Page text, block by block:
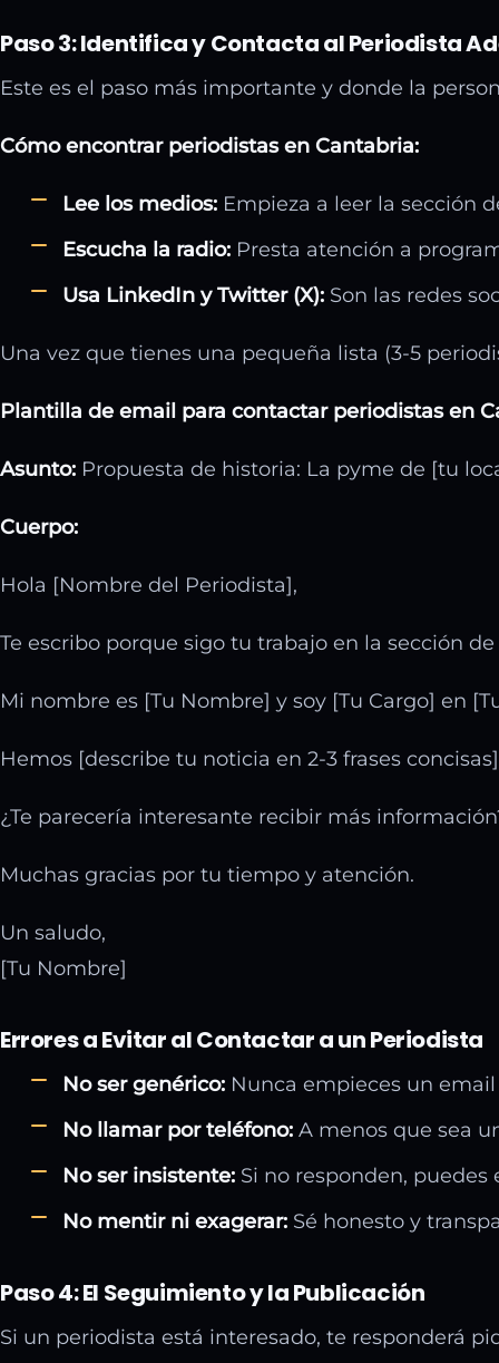
Paso 3: Identifica y Contacta al Periodista
Este es el paso más importante y donde la
Cómo encontrar periodistas en Cantabria:
Lee los medios: Empieza a leer la sección
Escucha la radio: Presta atención a
Usa LinkedIn y Twitter (X): Son las redes
Una vez que tienes una pequeña lista (3-5
Plantilla de email para contactar periodistas en
Asunto: Propuesta de historia: La pyme de [tu
Cuerpo:
Hola [Nombre del Periodista],
Te escribo porque sigo tu trabajo en la sección
Mi nombre es [Tu Nombre] y soy [Tu Cargo] en
Hemos [describe tu noticia en 2-3 frases
¿Te parecería interesante recibir más
Muchas gracias por tu tiempo y atención.
Un saludo,
[Tu Nombre]
Errores a Evitar al Contactar a un Periodista
No ser genérico: Nunca empieces un
No llamar por teléfono: A menos que sea
No ser insistente: Si no responden,
No mentir ni exagerar: Sé honesto y
Paso 4: El Seguimiento y la Publicación
Si un periodista está interesado, te responderá